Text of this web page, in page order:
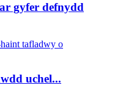
gyfer defnydd
uchel...